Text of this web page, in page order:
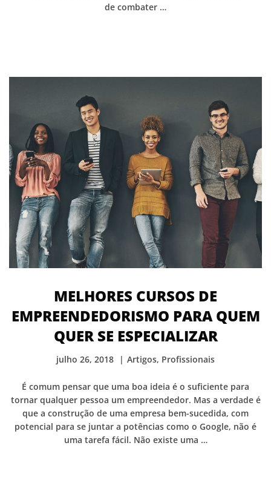
de combater …
MELHORES CURSOS DE
EMPREENDEDORISMO PARA QUEM
QUER SE ESPECIALIZAR
julho 26, 2018 Artigos, Profissionais
É comum pensar que uma boa ideia é o suficiente para
tornar qualquer pessoa um empreendedor. Mas a verdade é
que a construção de uma empresa bem-sucedida, com
potencial para se juntar a potências como o Google, não é
uma tarefa fácil. Não existe uma …